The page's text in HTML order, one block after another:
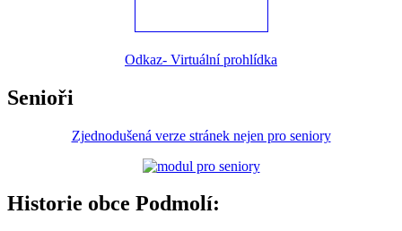
Odkaz- Virtuální prohlídka
Senioři
Zjednodušená verze stránek nejen pro seniory
Historie obce Podmolí: